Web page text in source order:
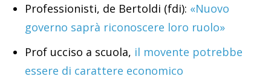
Professionisti, de Bertoldi (fdi): «Nuovo
governo saprà riconoscere loro ruolo»
Prof ucciso a scuola, il movente potrebbe
essere di carattere economico